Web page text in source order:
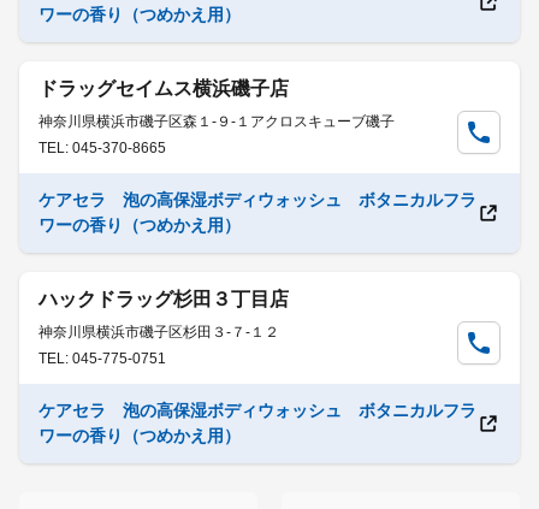
ワーの香り（つめかえ用）
ドラッグセイムス横浜磯子店
神奈川県横浜市磯子区森１-９-１アクロスキューブ磯子
TEL: 045-370-8665
ケアセラ 泡の高保湿ボディウォッシュ ボタニカルフラ
ワーの香り（つめかえ用）
ハックドラッグ杉田３丁目店
神奈川県横浜市磯子区杉田３-７-１２
TEL: 045-775-0751
ケアセラ 泡の高保湿ボディウォッシュ ボタニカルフラ
ワーの香り（つめかえ用）